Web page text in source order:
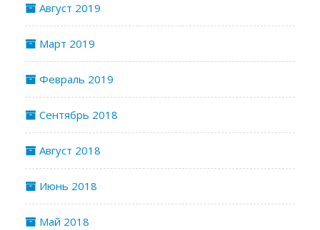
Август 2019
Март 2019
Февраль 2019
Сентябрь 2018
Август 2018
Июнь 2018
Май 2018